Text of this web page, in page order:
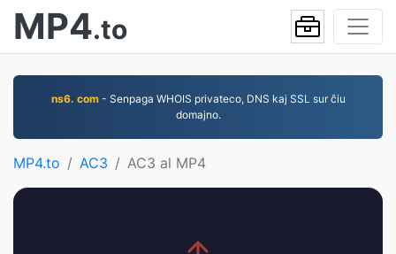
MP4.to
ns6. com- Senpaga WHOIS privateco, DNS kaj SSL sur ĉiu
domajno.
MP4.to AC3 AC3 al MP4